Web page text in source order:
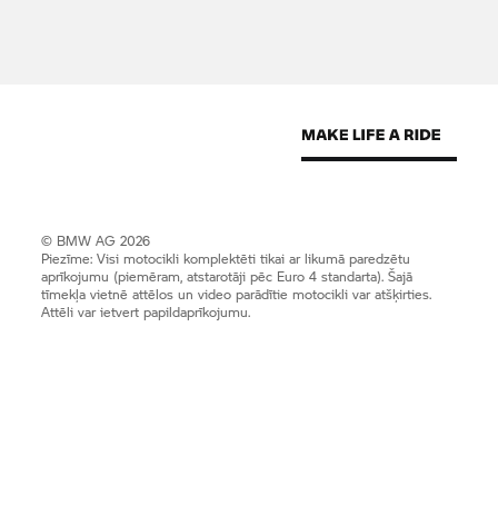
© BMW AG 2026
Piezīme: Visi motocikli komplektēti tikai ar likumā paredzētu
aprīkojumu (piemēram, atstarotāji pēc Euro 4 standarta). Šajā
tīmekļa vietnē attēlos un video parādītie motocikli var atšķirties.
Attēli var ietvert papildaprīkojumu.